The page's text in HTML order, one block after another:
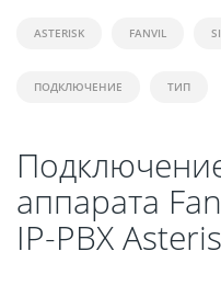
ASTERISK FANVIL
ПОДКЛЮЧЕНИЕ ТИП
аппарата
IP-PBX